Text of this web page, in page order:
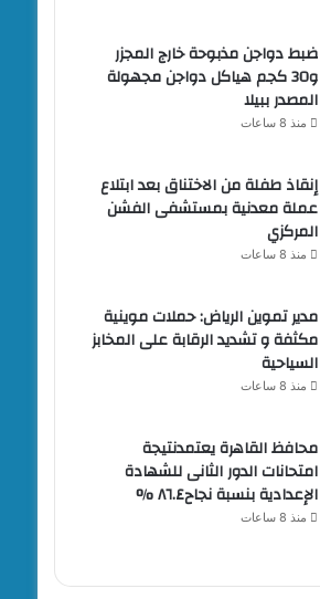
ضبط دواجن مذبوحة خارج المجزر
و30 كجم هياكل دواجن مجهولة
المصدر ببيلا
منذ 8 ساعات
إنقاذ طفلة من الاختناق بعد ابتلاع
عملة معدنية بمستشفى الفشن
المركزي
منذ 8 ساعات
مدير تموين الرياض: حملات موينية
مكثفة و تشديد الرقابة على المخابز
السياحية
منذ 8 ساعات
محافظ القاهرة يعتمدنتيجة
امتحانات الدور الثانى للشهادة
الإعدادية بنسبة نجاح٨٦.٤ %
منذ 8 ساعات